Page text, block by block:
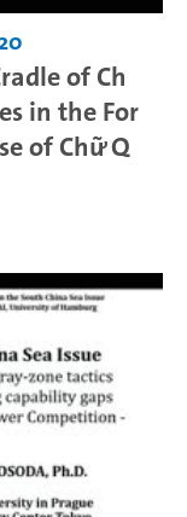
of Ch
in the For
of Chữ Q